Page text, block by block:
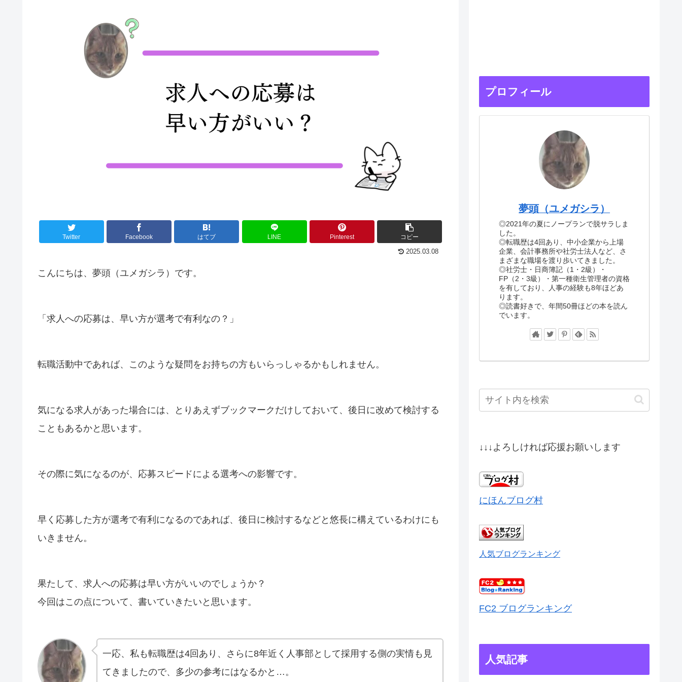
Twitter Facebook はてブ LINE Pinterest コピー
2025.03.08
こんにちは、夢頭（ユメガシラ）です。
「求人への応募は、早い方が選考で有利なの？」
転職活動中であれば、このような疑問をお持ちの方もいらっしゃるかもしれません。
気になる求人があった場合には、とりあえずブックマークだけしておいて、後日に改めて検討する
こともあるかと思います。
その際に気になるのが、応募スピードによる選考への影響です。
早く応募した方が選考で有利になるのであれば、後日に検討するなどと悠長に構えているわけにも
いきません。
果たして、求人への応募は早い方がいいのでしょうか？
今回はこの点について、書いていきたいと思います。
一応、私も転職歴は4回あり、さらに8年近く人事部として採用する側の実情も見
てきましたので、多少の参考にはなるかと…。
プロフィール
夢頭（ユメガシラ）
◎2021年の夏にノープランで脱サラしま
した。
◎転職歴は4回あり、中小企業から上場
企業、会計事務所や社労士法人など、さ
まざまな職場を渡り歩いてきました。
◎社労士・日商簿記（1・2級）・
FP（2・3級）・第一種衛生管理者の資格
を有しており、人事の経験も8年ほどあ
ります。
◎読書好きで、年間50冊ほどの本を読ん
でいます。
↓↓↓よろしければ応援お願いします
にほんブログ村
人気ブログランキング
FC2 ブログランキング
人気記事